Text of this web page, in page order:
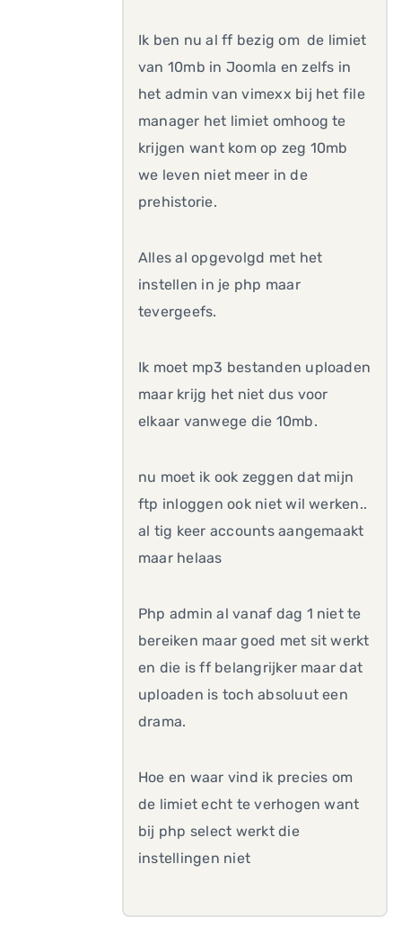
Ik ben nu al ff bezig om de limiet
van 10mb in Joomla en zelfs in
het admin van vimexx bij het file
manager het limiet omhoog te
krijgen want kom op zeg 10mb
we leven niet meer in de
prehistorie.
Alles al opgevolgd met het
instellen in je php maar
tevergeefs.
Ik moet mp3 bestanden uploaden
maar krijg het niet dus voor
elkaar vanwege die 10mb.
nu moet ik ook zeggen dat mijn
ftp inloggen ook niet wil werken..
al tig keer accounts aangemaakt
maar helaas
Php admin al vanaf dag 1 niet te
bereiken maar goed met sit werkt
en die is ff belangrijker maar dat
uploaden is toch absoluut een
drama.
Hoe en waar vind ik precies om
de limiet echt te verhogen want
bij php select werkt die
instellingen niet